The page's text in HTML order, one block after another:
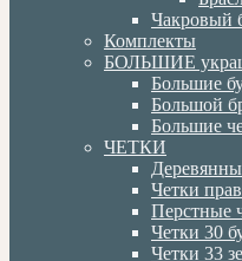
Чакровый
Комплекты
БОЛЬШИЕ
Большие
Большой
Большие
ЧЕТКИ
Четки
Перстные
Четки 30
Четки 33